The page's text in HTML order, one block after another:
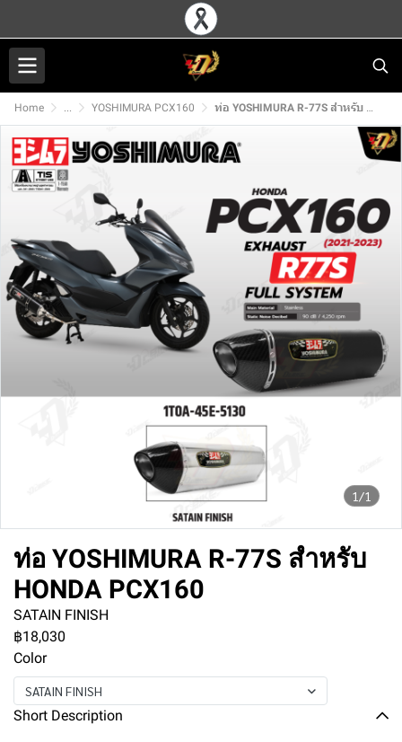
Home ... YOSHIMURA PCX160 ท่อ YOSHIMURA R-77S สำหรับ HONDA PCX160
1/1
ท่อ YOSHIMURA R-77S สำหรับ
HONDA PCX160
SATAIN FINISH
฿18,030
Color
SATAIN FINISH
Short Description